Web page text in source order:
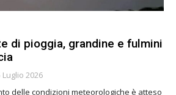
di pioggia, grandine e fulmini
Luglio 2026
delle condizioni meteorologiche è atteso